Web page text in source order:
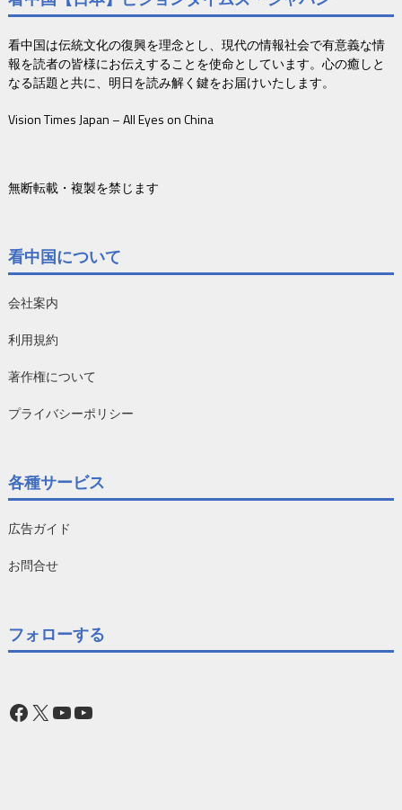
看中国は伝統文化の復興を理念とし、現代の情報社会で有意義な情
報を読者の皆様にお伝えすることを使命としています。心の癒しと
なる話題と共に、明日を読み解く鍵をお届けいたします。
Vision Times Japan – All Eyes on China
無断転載・複製を禁じます
看中国について
会社案内
利用規約
著作権について
プライバシーポリシー
各種サービス
広告ガイド
お問合せ
フォローする
Facebook
X YouTube
YouTube